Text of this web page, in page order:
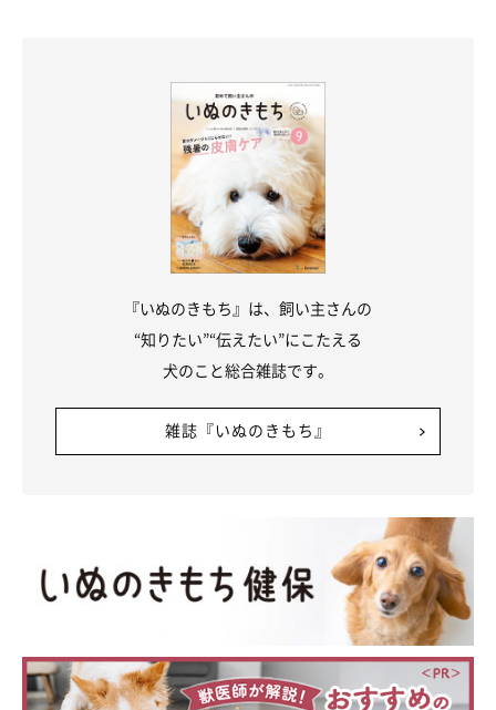
『いぬのきもち』は、飼い主さんの
“知りたい”“伝えたい”にこたえる
犬のこと総合雑誌です。
雑誌『いぬのきもち』